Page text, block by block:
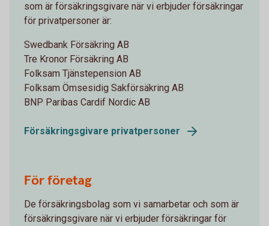
som är försäkringsgivare när vi erbjuder försäkringar
för privatpersoner är:
Swedbank Försäkring AB
Tre Kronor Försäkring AB
Folksam Tjänstepension AB
Folksam Ömsesidig Sakförsäkring AB
BNP Paribas Cardif Nordic AB
Försäkringsgivare privatpersoner
För företag
De försäkringsbolag som vi samarbetar och som är
försäkringsgivare när vi erbjuder försäkringar för